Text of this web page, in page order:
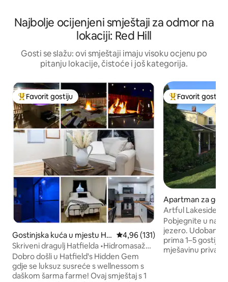
Najbolje ocijenjeni smještaji za odmor na
lokaciji: Red Hill
Gosti se slažu: ovi smještaji imaju visoku ocjenu po
pitanju lokacije, čistoće i još kategorija.
Glavni favorit gostiju
Favorit gostiju
Gostinjska kuća u mjestu Ha
tfield
Prosječna ocjena: 4,96 od 5,
4,96 (131)
Skriveni dragulj Hatfielda •Hidromasažna
kada •Ognjište
Dobro došli u Hatfield's Hidden Gem
gdje se luksuz susreće s wellnessom s
daškom šarma farme! Ovaj smještaj s 1
Glavni favorit
Favorit gostiju
Apartman za
u Souderton
Artful Lakeside
Rave Reviews
Pobjegnite u našu seosku kuću uz
jezero. Udoban i
prima 1–5 gostiju
mješavinu